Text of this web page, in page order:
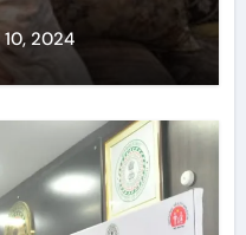
2024